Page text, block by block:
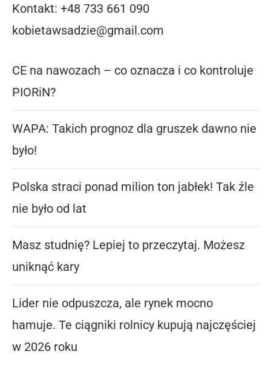
Kontakt: +48 733 661 090
kobietawsadzie@gmail.com
CE na nawozach – co oznacza i co kontroluje
PIORiN?
WAPA: Takich prognoz dla gruszek dawno nie
było!
Polska straci ponad milion ton jabłek! Tak źle
nie było od lat
Masz studnię? Lepiej to przeczytaj. Możesz
uniknąć kary
Lider nie odpuszcza, ale rynek mocno
hamuje. Te ciągniki rolnicy kupują najczęściej
w 2026 roku